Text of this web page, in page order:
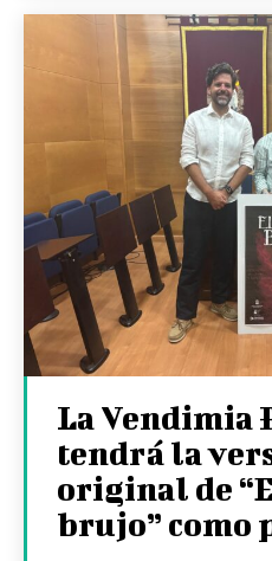
La Vendimia
tendrá la
original de
brujo” como